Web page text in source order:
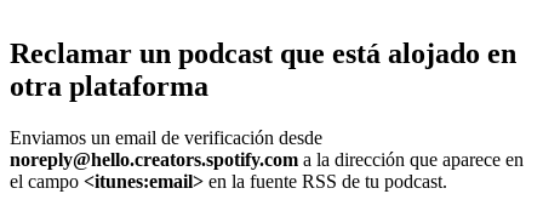
Reclamar un podcast que está alojado en
otra plataforma
Enviamos un email de verificación desde
noreply@hello.creators.spotify.com a la dirección que aparece en
el campo <itunes:email> en la fuente RSS de tu podcast.